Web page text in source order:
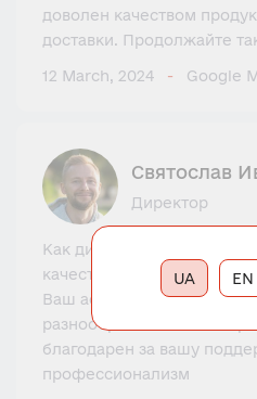
доволен качеством
доставки. Продолжайте
12 March, 2024 Google
Святослав
Директор
Как дизайнер интерьера
качественную фурнитуру
Ваш ассортимент товаров
разнообразием и
благодарен за вашу
профессионализм
UA EN